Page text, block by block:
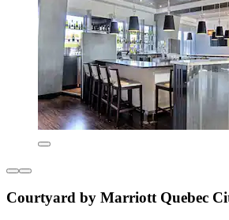
Courtyard by Marriott Quebec